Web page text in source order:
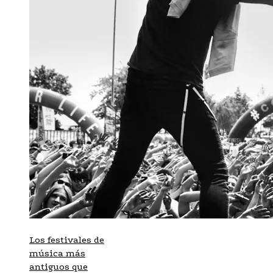
Los festivales de
música más
antiguos que